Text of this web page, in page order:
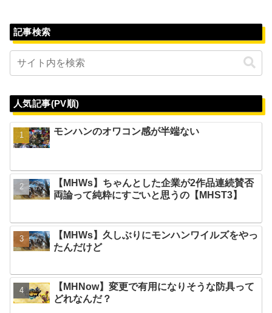
記事検索
人気記事(PV順)
モンハンのオワコン感が半端ない
【MHWs】ちゃんとした企業が2作品連続賛否
両論って純粋にすごいと思うの【MHST3】
【MHWs】久しぶりにモンハンワイルズをやっ
たんだけど
【MHNow】変更で有用になりそうな防具って
どれなんだ？